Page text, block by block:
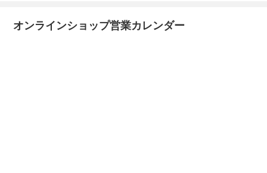
オンラインショップ営業カレンダー